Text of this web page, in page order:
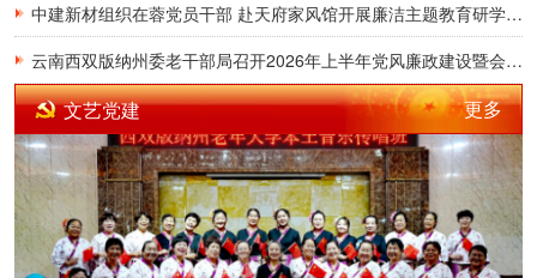
中建新材组织在蓉党员干部 赴天府家风馆开展廉洁主题教育研学活动
云南西双版纳州委老干部局召开2026年上半年党风廉政建设暨会商工作会议
文艺党建 更多